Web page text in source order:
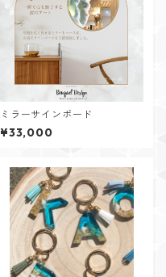
ミラーサインボード
¥33,000